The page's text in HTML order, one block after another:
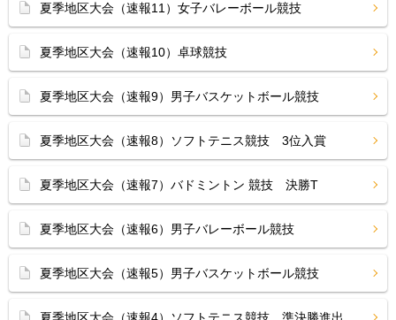
夏季地区大会（速報11）女子バレーボール競技
夏季地区大会（速報10）卓球競技
夏季地区大会（速報9）男子バスケットボール競技
夏季地区大会（速報8）ソフトテニス競技 3位入賞
夏季地区大会（速報7）バドミントン 競技 決勝T
夏季地区大会（速報6）男子バレーボール競技
夏季地区大会（速報5）男子バスケットボール競技